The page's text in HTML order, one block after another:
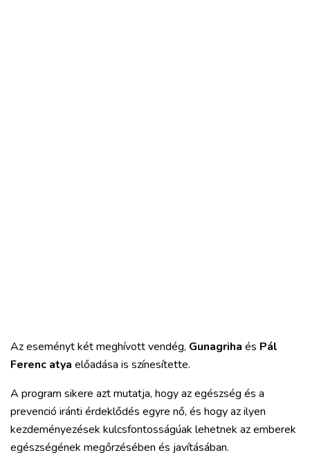
Az eseményt két meghívott vendég, Gunagriha és Pál
Ferenc atya előadása is színesítette.
A program sikere azt mutatja, hogy az egészség és a
prevenció iránti érdeklődés egyre nő, és hogy az ilyen
kezdeményezések kulcsfontosságúak lehetnek az emberek
egészségének megőrzésében és javításában.